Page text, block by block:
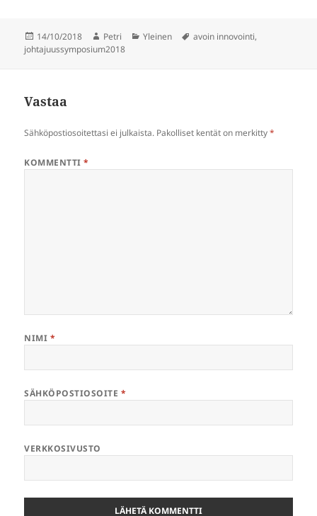
Julkaistu
14/10/2018 Kirjoittaja
Petri Kategoriat
Yleinen Avainsanat
avoin innovointi,
johtajuussymposium2018
Vastaa
Sähköpostiosoitettasi ei julkaista. Pakolliset kentät on merkitty*
KOMMENTTI*
NIMI *
SÄHKÖPOSTIOSOITE *
VERKKOSIVUSTO